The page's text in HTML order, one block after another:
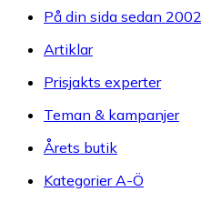
På din sida sedan 2002
Artiklar
Prisjakts experter
Teman & kampanjer
Årets butik
Kategorier A-Ö